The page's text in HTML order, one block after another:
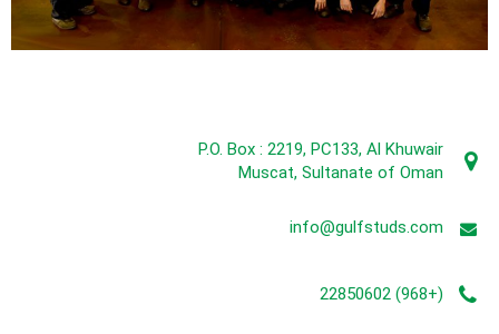
P.O. Box : 2219, PC133, Al Khuwair
Muscat, Sultanate of Oman
info@gulfstuds.com
(+968) 22850602